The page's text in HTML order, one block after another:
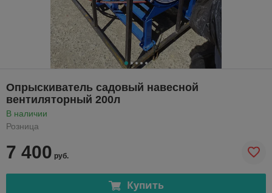
Опрыскиватель садовый навесной
вентиляторный 200л
В наличии
Розница
7 400 руб.
Купить